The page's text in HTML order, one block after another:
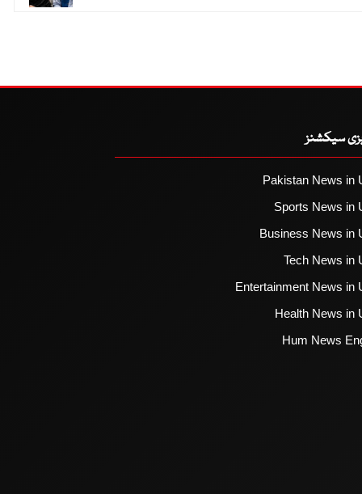
سیکشنز
Pakistan News in
Sports News in
Business News in
Tech News in
Entertainment News in
Health News in
Hum News